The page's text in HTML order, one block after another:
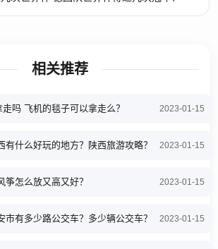
相关推荐
吗 飞机的毯子可以拿走么？ 2023-01-15
有什么好玩的地方？陕西旅游攻略？ 2023-01-15
筝怎么放又高又好？ 2023-01-15
市有多少路公交车？多少辆公交车？ 2023-01-15